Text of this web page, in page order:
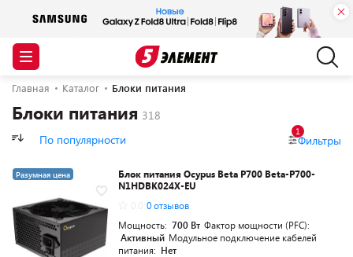
Главная Каталог Блоки питания
Блоки питания
По популярности Фильтры
1
Разумная цена
Блок питания Ocypus Beta P700 Beta-P700-
N1HDBK024X-EU
0 отзывов
Мощность: 700 Вт Фактор мощности (PFC):
Активный Модульное подключение кабелей
питания: Нет